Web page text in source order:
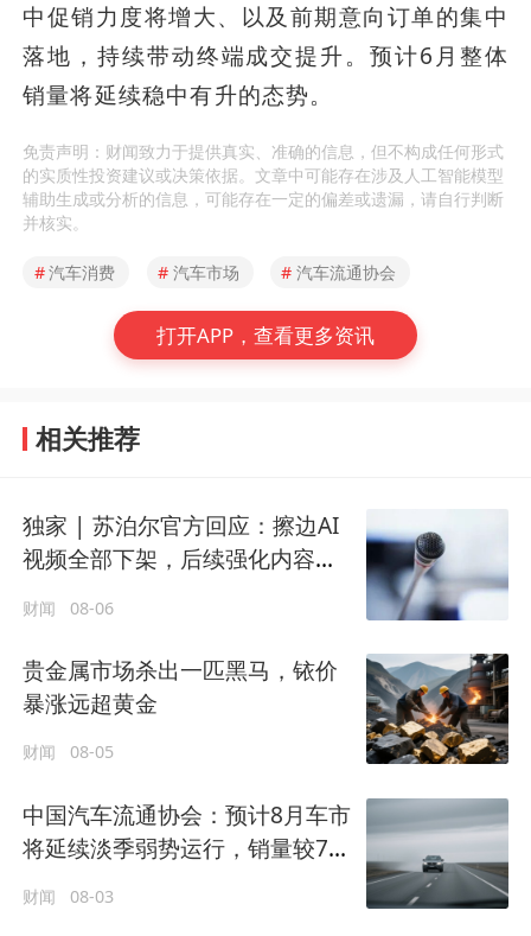
中促销力度将增大、以及前期意向订单的集中
落地，持续带动终端成交提升。预计6月整体
销量将延续稳中有升的态势。
免责声明：财闻致力于提供真实、准确的信息，但不构成任何形式
的实质性投资建议或决策依据。文章中可能存在涉及人工智能模型
辅助生成或分析的信息，可能存在一定的偏差或遗漏，请自行判断
并核实。
#汽车消费 # 汽车市场 # 汽车流通协会
打开APP，查看更多资讯
相关推荐
独家 | 苏泊尔官方回应：擦边AI
视频全部下架，后续强化内容审
财闻 08-06
贵金属市场杀出一匹黑马，铱价
暴涨远超黄金
财闻 08-05
中国汽车流通协会：预计8月车市
将延续淡季弱势运行，销量较7月
财闻 08-03